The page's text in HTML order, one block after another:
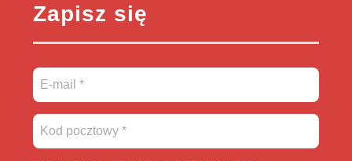
Zapisz się